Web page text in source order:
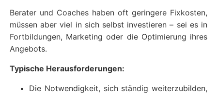
Berater und Coaches haben oft geringere Fixkosten,
müssen aber viel in sich selbst investieren – sei es in
Fortbildungen, Marketing oder die Optimierung ihres
Angebots.
Typische Herausforderungen:
Die Notwendigkeit, sich ständig weiterzubilden,